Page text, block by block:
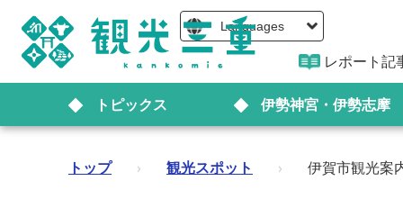
Languages
レポート記
トピックス 伊勢神宮・伊勢志摩
トップ › 観光スポット › 伊賀市観光案